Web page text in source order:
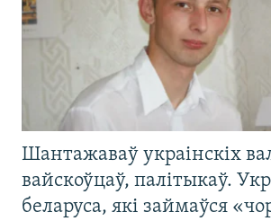
Шантажаваў украінскіх
вайскоўцаў, палітыкаў.
беларуса, які займаўся